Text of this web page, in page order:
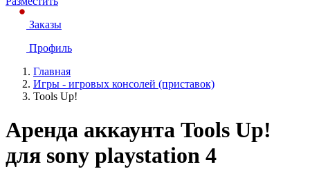
Заказы
Профиль
Главная
Игры - игровых консолей (приставок)
Tools Up!
Аренда аккаунта Tools Up!
для sony playstation 4